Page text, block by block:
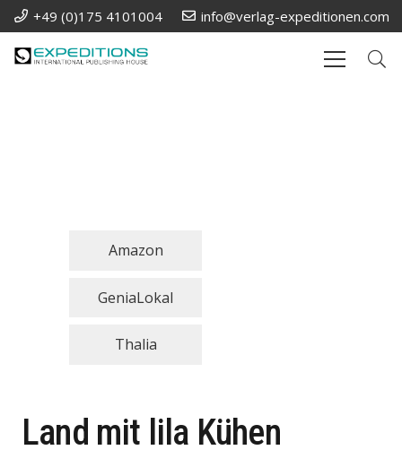
+49 (0)175 4101004 info@verlag-expeditionen.com
Amazon
GeniaLokal
Thalia
Land mit lila Kühen